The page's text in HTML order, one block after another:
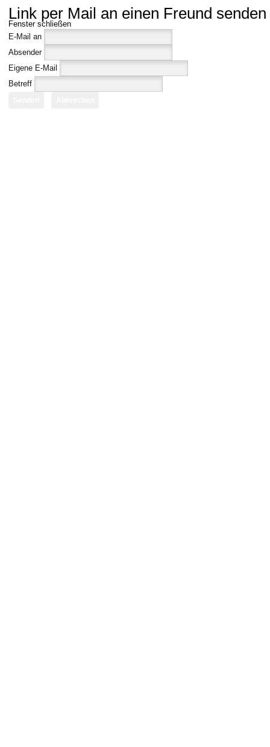
Link per Mail an einen Freund senden
Fenster schließen
E-Mail an
Absender
Eigene E-Mail
Betreff